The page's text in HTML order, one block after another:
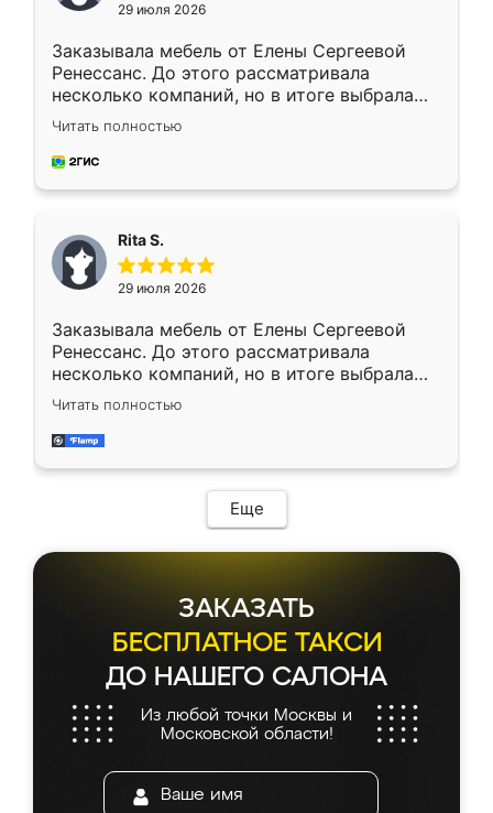
29 июля 2026
Заказывала мебель от Елены Сергеевой
Ренессанс. До этого рассматривала
несколько компаний, но в итоге выбрала
эту. Сначала обговорили условия, потом
приехал замерщик, всё спокойно объяснил
и снял размеры. Изготовили в срок, с
каких-либо доработок. Качеством осталась
довольна, все выглядит так, как и ожидала.
Читать полностью
Rita S.
29 июля 2026
Заказывала мебель от Елены Сергеевой
Ренессанс. До этого рассматривала
несколько компаний, но в итоге выбрала
эту. Сначала обговорили условия, потом
приехал замерщик, всё спокойно объяснил
и снял размеры. Изготовили в срок, с
мебель сразу встала на свое место без
каких-либо доработок. Качеством осталась
довольна, все выглядит так, как и ожидала.
Читать полностью
Еще
ЗАКАЗАТЬ
БЕСПЛАТНОЕ ТАКСИ
ДО НАШЕГО САЛОНА
Из любой точки Москвы и
Московской области!